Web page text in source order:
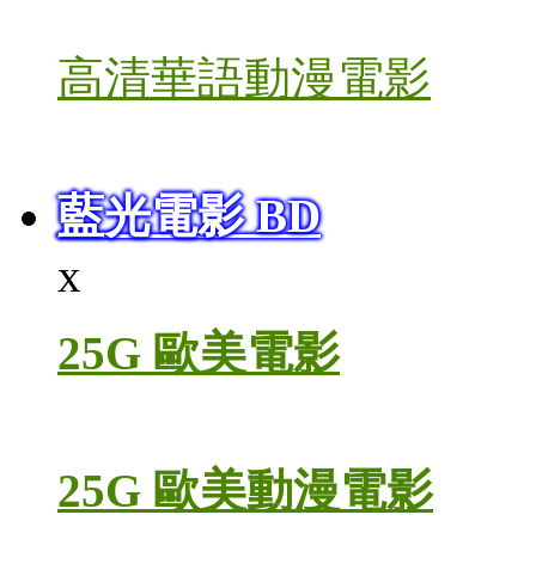
高清華語動漫電影
藍光電影 BD
x
25G 歐美電影
25G 歐美動漫電影